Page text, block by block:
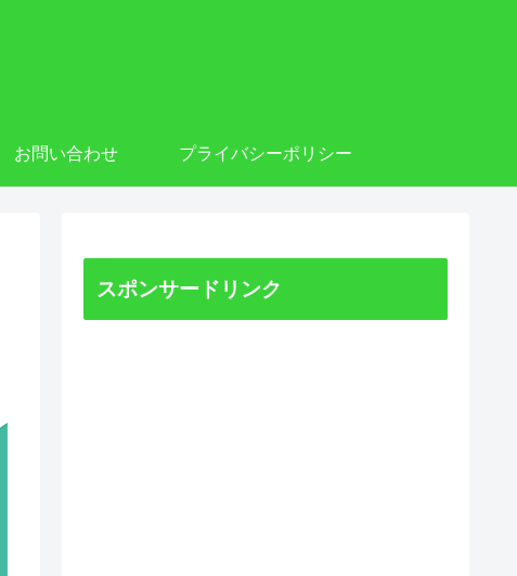
お問い合わせ プライバシーポリシー
スポンサードリンク